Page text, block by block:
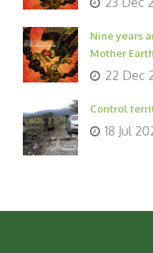
Nine years
Mother Earth
22 Dec
Control
18 Jul